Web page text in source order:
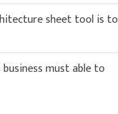
sheet tool is to
must able to